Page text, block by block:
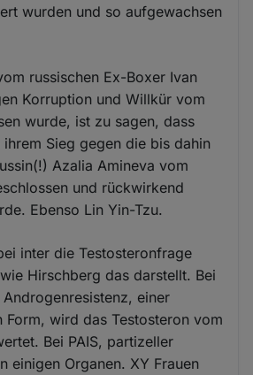
wurden und so aufgewachsen
russischen Ex-Boxer Ivan
Korruption und Willkür vom
wurde, ist zu sagen, dass
Sieg gegen die bis dahin
Azalia Amineva vom
und rückwirkend
Ebenso Lin Yin-Tzu.
inter die Testosteronfrage
Hirschberg das darstellt. Bei
einer
Form, wird das Testosteron vom
Bei PAIS, partizeller
einigen Organen. XY Frauen